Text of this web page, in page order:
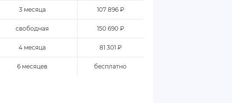
3 месяца 107 896 ₽
свободная 150 690 ₽
4 месяца 81 301 ₽
6 месяцев бесплатно